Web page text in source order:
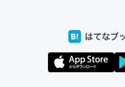
たいなのでネット環境作ったけ
回線代ほとんどかからないです
https://